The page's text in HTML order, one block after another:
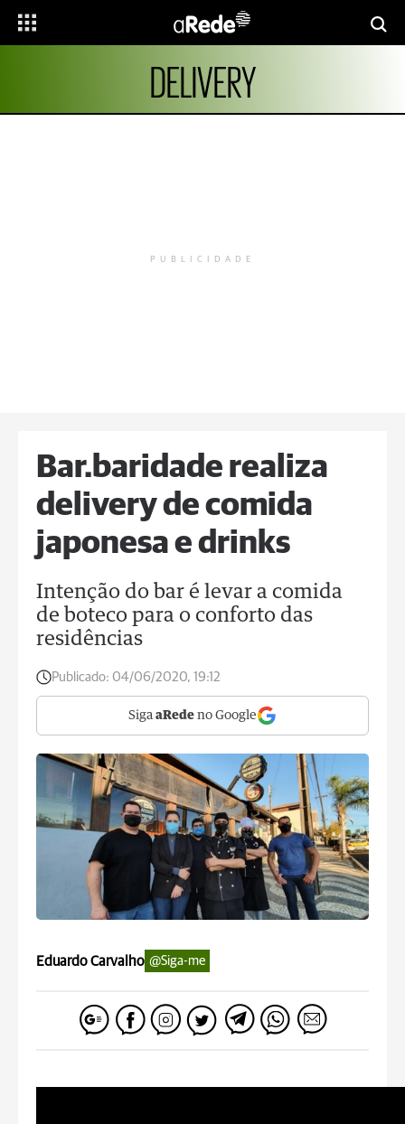
DELIVERY
PUBLICIDADE
Bar.baridade realiza
delivery de comida
japonesa e drinks
Intenção do bar é levar a comida
de boteco para o conforto das
residências
Publicado: 04/06/2020, 19:12
Siga aRede no Google
Eduardo Carvalho @Siga-me